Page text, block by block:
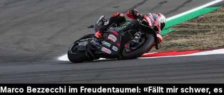
Marco Bezzecchi im Freudentaumel: «Fällt mir schwer, es